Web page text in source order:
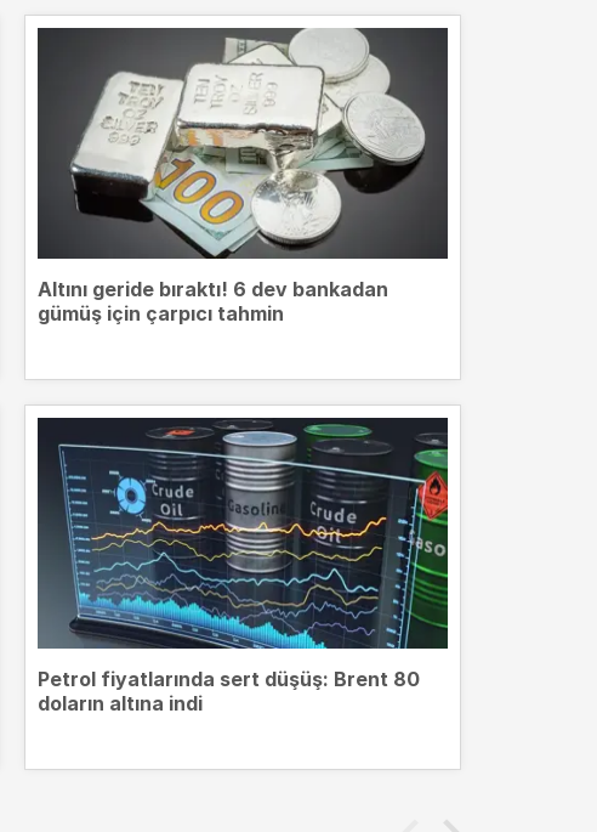
Altını geride bıraktı! 6 dev bankadan
gümüş için çarpıcı tahmin
Petrol fiyatlarında sert düşüş: Brent 80
doların altına indi